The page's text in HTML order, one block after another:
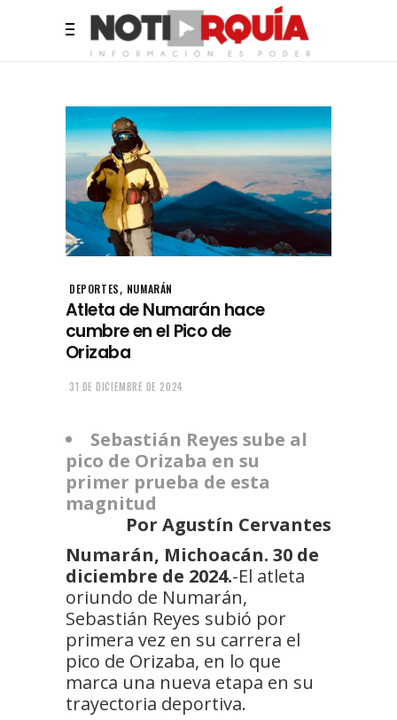
DEPORTES, NUMARÁN
Atleta de Numarán hace
cumbre en el Pico de
Orizaba
31 DE DICIEMBRE DE 2024
Sebastián Reyes sube al
pico de Orizaba en su
primer prueba de esta
magnitud
Por Agustín Cervantes
Numarán, Michoacán. 30 de
diciembre de 2024.-El atleta
oriundo de Numarán,
Sebastián Reyes subió por
primera vez en su carrera el
pico de Orizaba, en lo que
marca una nueva etapa en su
trayectoria deportiva.